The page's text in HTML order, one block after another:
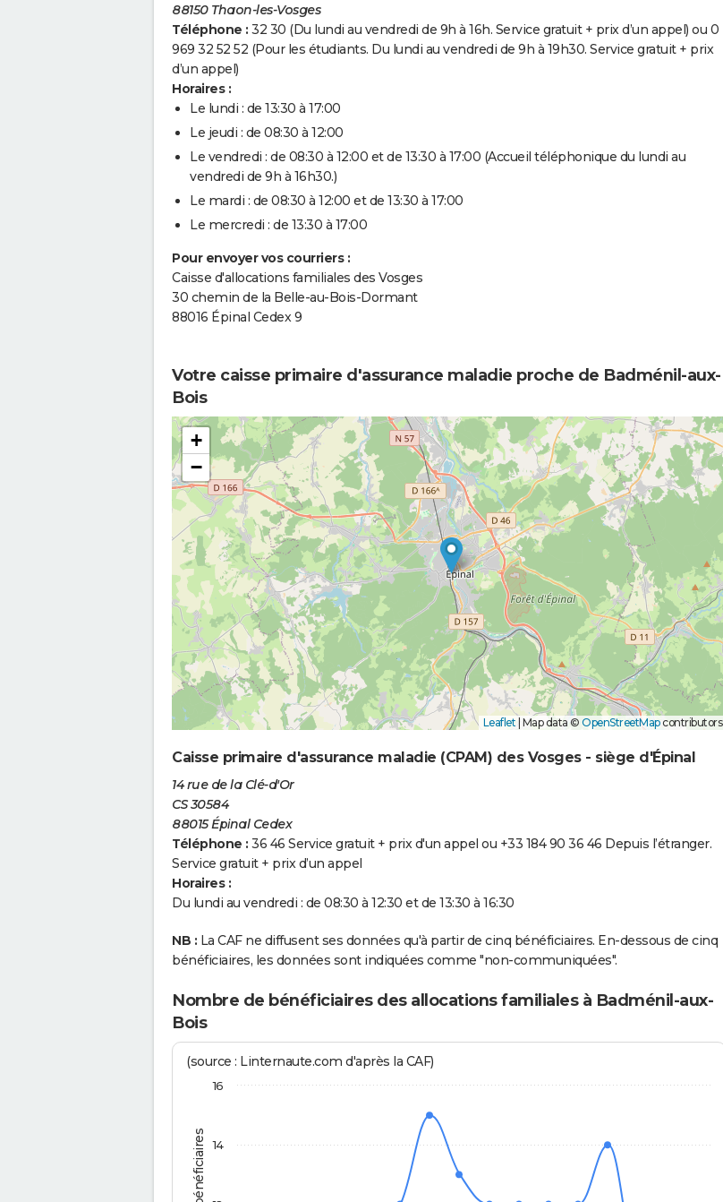
88150 Thaon-les-Vosges
Téléphone : 32 30 (Du lundi au vendredi de 9h à 16h. Service gratuit + prix d’un appel) ou 0
969 32 52 52 (Pour les étudiants. Du lundi au vendredi de 9h à 19h30. Service gratuit + prix
d’un appel)
Horaires :
Le lundi : de 13:30 à 17:00
Le jeudi : de 08:30 à 12:00
Le vendredi : de 08:30 à 12:00 et de 13:30 à 17:00 (Accueil téléphonique du lundi au
vendredi de 9h à 16h30.)
Le mardi : de 08:30 à 12:00 et de 13:30 à 17:00
Le mercredi : de 13:30 à 17:00
Pour envoyer vos courriers :
Caisse d'allocations familiales des Vosges
30 chemin de la Belle-au-Bois-Dormant
88016 Épinal Cedex 9
Votre caisse primaire d'assurance maladie proche de Badménil-aux-
Bois
+
−
Leaflet Map data © OpenStreetMapcontributors
Caisse primaire d'assurance maladie (CPAM) des Vosges - siège d'Épinal
14 rue de la Clé-d'Or
CS 30584
88015 Épinal Cedex
Téléphone : 36 46 Service gratuit + prix d'un appel ou +33 184 90 36 46 Depuis l’étranger.
Service gratuit + prix d’un appel
Horaires :
Du lundi au vendredi : de 08:30 à 12:30 et de 13:30 à 16:30
NB : La CAF ne diffusent ses données qu'à partir de cinq bénéficiaires. En-dessous de cinq
bénéficiaires, les données sont indiquées comme "non-communiquées".
Nombre de bénéficiaires des allocations familiales à Badménil-aux-
Bois
(source : Linternaute.com d'après la CAF)
14
16